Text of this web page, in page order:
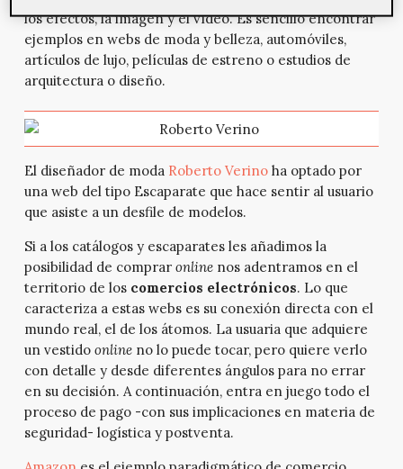
los efectos, la imagen y el vídeo. Es sencillo encontrar
ejemplos en webs de moda y belleza, automóviles,
artículos de lujo, películas de estreno o estudios de
arquitectura o diseño.
El diseñador de moda Roberto Verino ha optado por
una web del tipo Escaparate que hace sentir al usuario
que asiste a un desfile de modelos.
Si a los catálogos y escaparates les añadimos la
posibilidad de comprar online nos adentramos en el
territorio de los comercios electrónicos. Lo que
caracteriza a estas webs es su conexión directa con el
mundo real, el de los átomos. La usuaria que adquiere
un vestido online no lo puede tocar, pero quiere verlo
con detalle y desde diferentes ángulos para no errar
en su decisión. A continuación, entra en juego todo el
proceso de pago -con sus implicaciones en materia de
seguridad- logística y postventa.